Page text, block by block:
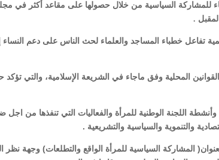
للمشاركة السياسية من خلال حصولها على مقاعد أكثر في
تفاعل خطباء المساجد والعلماء لحث الناس على دعم النساء
المحلية وفق ماجاء في الشريعة الإسلامية، والتي تؤكد
اللجنة الوطنية للمرأة والفعاليات التي تنفذها من اجل
والتنموية والسياسية والتشريعية .
المشاركة السياسية للمرأة الواقع والتطلعات) وجهة نظر